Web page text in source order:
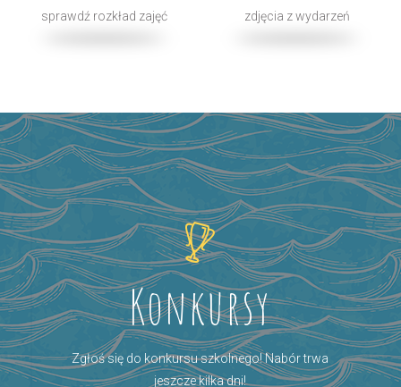
sprawdź rozkład zajęć zdjęcia z wydarzeń
Konkursy
Zgłoś się do konkursu szkolnego! Nabór trwa
jeszcze kilka dni!